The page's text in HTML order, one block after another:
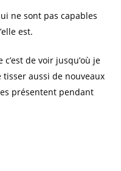
ne sont pas capables
est.
de voir jusqu’où je
aussi de nouveaux
présentent pendant